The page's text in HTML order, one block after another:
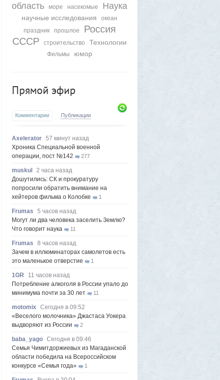
область
море насекомые Наука
научные исследования
океан
праздник
прошлое
Россия
СССР
строительство Технологии
Фильмы юмор
Прямой эфир
Комментарии Публикации
Axelerator 57 минут назад
Хроника Специальной военной
операции, пост №142
277
muskul
2 часа назад
Дошутились: СК и прокуратуру
попросили обратить внимание на
хейтеров фильма о Колобке
1
Frumas
5 часов назад
Могут ли два человека заселить Землю?
Что говорит наука
11
Frumas
8 часов назад
Зачем в иллюминаторах самолетов есть
это маленькое отверстие
1
1GR
11 часов назад
Потребление алкоголя в России упало до
минимума почти за 30 лет
11
motomix Сегодня в 09:52
«Веселого молочника» Джастаса Уокера
выдворяют из России
2
baba_yago Сегодня в 09:46
Семья Чимитдоржиевых из Магаданской
области победила на Всероссийском
конкурсе «Семья года»
1